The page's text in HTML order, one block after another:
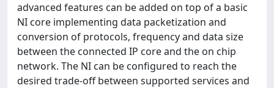
advanced features can be added on top of a basic
NI core implementing data packetization and
conversion of protocols, frequency and data size
between the connected IP core and the on chip
network. The NI can be configured to reach the
desired trade-off between supported services and